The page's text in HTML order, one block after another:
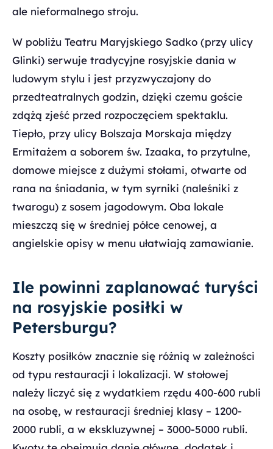
ale nieformalnego stroju.
W pobliżu Teatru Maryjskiego Sadko (przy ulicy
Glinki) serwuje tradycyjne rosyjskie dania w
ludowym stylu i jest przyzwyczajony do
przedteatralnych godzin, dzięki czemu goście
zdążą zjeść przed rozpoczęciem spektaklu.
Tiepło, przy ulicy Bolszaja Morskaja między
Ermitażem a soborem św. Izaaka, to przytulne,
domowe miejsce z dużymi stołami, otwarte od
rana na śniadania, w tym syrniki (naleśniki z
twarogu) z sosem jagodowym. Oba lokale
mieszczą się w średniej półce cenowej, a
angielskie opisy w menu ułatwiają zamawianie.
Ile powinni zaplanować turyści
na rosyjskie posiłki w
Petersburgu?
Koszty posiłków znacznie się różnią w zależności
od typu restauracji i lokalizacji. W stołowej
należy liczyć się z wydatkiem rzędu 400-600 rubli
na osobę, w restauracji średniej klasy – 1200-
2000 rubli, a w ekskluzywnej – 3000-5000 rubli.